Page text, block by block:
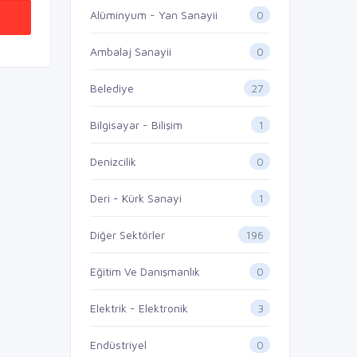
Alüminyum - Yan Sanayii 0
Ambalaj Sanayii 0
Belediye 27
Bilgisayar - Bilişim 1
Denizcilik 0
Deri - Kürk Sanayi 1
Diğer Sektörler 196
Eğitim Ve Danışmanlık 0
Elektrik - Elektronik 3
Endüstriyel 0